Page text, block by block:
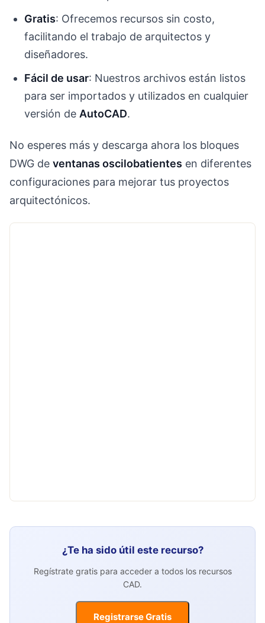
Gratis: Ofrecemos recursos sin costo,
facilitando el trabajo de arquitectos y
diseñadores.
Fácil de usar: Nuestros archivos están listos
para ser importados y utilizados en cualquier
versión de AutoCAD.
No esperes más y descarga ahora los bloques
DWG de ventanas oscilobatientes en diferentes
configuraciones para mejorar tus proyectos
arquitectónicos.
¿Te ha sido útil este recurso?
Regístrate gratis para acceder a todos los recursos
CAD.
Registrarse Gratis